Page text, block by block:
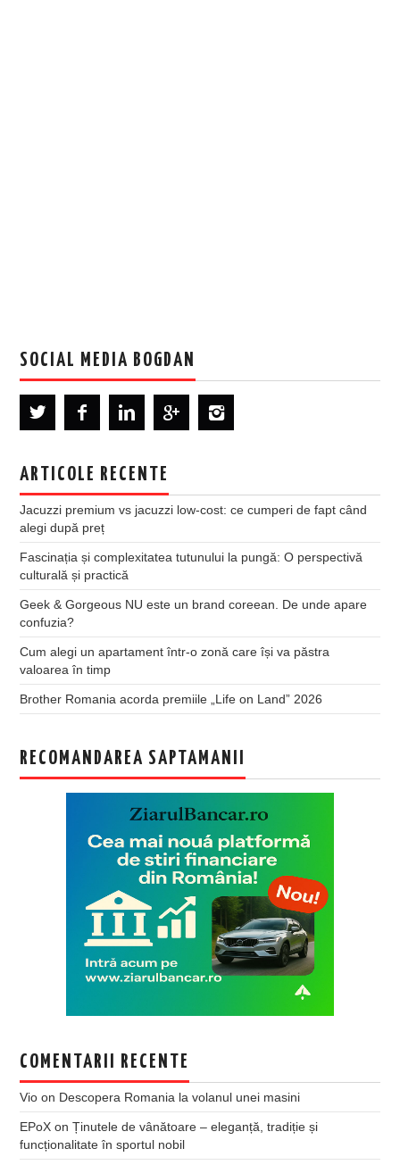
SOCIAL MEDIA BOGDAN
ARTICOLE RECENTE
Jacuzzi premium vs jacuzzi low-cost: ce cumperi de fapt când
alegi după preț
Fascinația și complexitatea tutunului la pungă: O perspectivă
culturală și practică
Geek & Gorgeous NU este un brand coreean. De unde apare
confuzia?
Cum alegi un apartament într-o zonă care își va păstra
valoarea în timp
Brother Romania acorda premiile „Life on Land” 2026
RECOMANDAREA SAPTAMANII
COMENTARII RECENTE
Vio on Descopera Romania la volanul unei masini
EPoX onȚinutele de vânătoare – eleganță, tradiție și
funcționalitate în sportul nobil